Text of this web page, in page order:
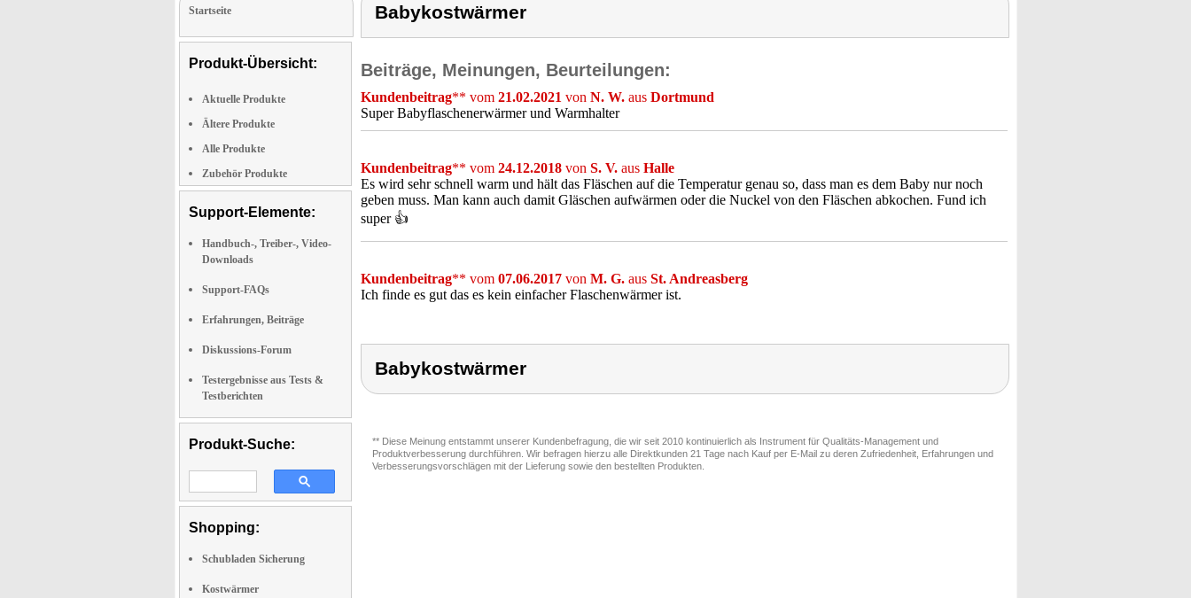
Startseite
Produkt-Übersicht:
Aktuelle Produkte
Ältere Produkte
Alle Produkte
Zubehör Produkte
Support-Elemente:
Handbuch-, Treiber-, Video-
Downloads
Support-FAQs
Erfahrungen, Beiträge
Diskussions-Forum
Testergebnisse aus Tests &
Testberichten
Produkt-Suche:
Shopping:
Schubladen Sicherung
Kostwärmer
Babykostwärmer
Beiträge, Meinungen, Beurteilungen:
Kundenbeitrag** vom 21.02.2021 von N. W. aus Dortmund
Super Babyflaschenerwärmer und Warmhalter
Kundenbeitrag** vom 24.12.2018 von S. V. aus Halle
Es wird sehr schnell warm und hält das Fläschen auf die Temperatur genau so, dass man es dem Baby nur noch
geben muss. Man kann auch damit Gläschen aufwärmen oder die Nuckel von den Fläschen abkochen. Fund ich
super 👍
Kundenbeitrag** vom 07.06.2017 von M. G. aus St. Andreasberg
Ich finde es gut das es kein einfacher Flaschenwärmer ist.
Babykostwärmer
** Diese Meinung entstammt unserer Kundenbefragung, die wir seit 2010 kontinuierlich als Instrument für Qualitäts-Management und
Produktverbesserung durchführen. Wir befragen hierzu alle Direktkunden 21 Tage nach Kauf per E-Mail zu deren Zufriedenheit, Erfahrungen und
Verbesserungsvorschlägen mit der Lieferung sowie den bestellten Produkten.